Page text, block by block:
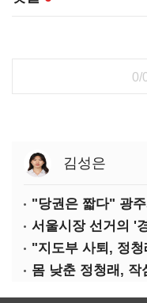
0/
김성은
몸 낮춘 정청래,